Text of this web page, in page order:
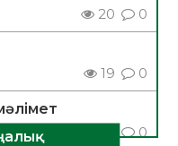
20 0
19 0
0